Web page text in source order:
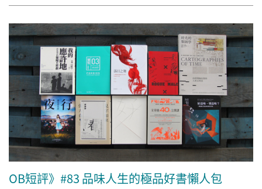
OB短評》#83 品味人生的極品好書懶人包